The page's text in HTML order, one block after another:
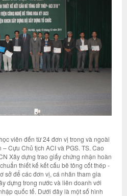
viên đến từ 24 đơn vị trong và ngoài
Cựu Chủ tịch ACI và PGS. TS. Cao
Xây dựng trao giấy chứng nhận hoàn
thiết kế kết cấu bê tông cốt thép -
sở để các đơn vị, cá nhân tham gia
dựng trong nước và liên doanh với
quốc tế. Dưới đây là một số hình